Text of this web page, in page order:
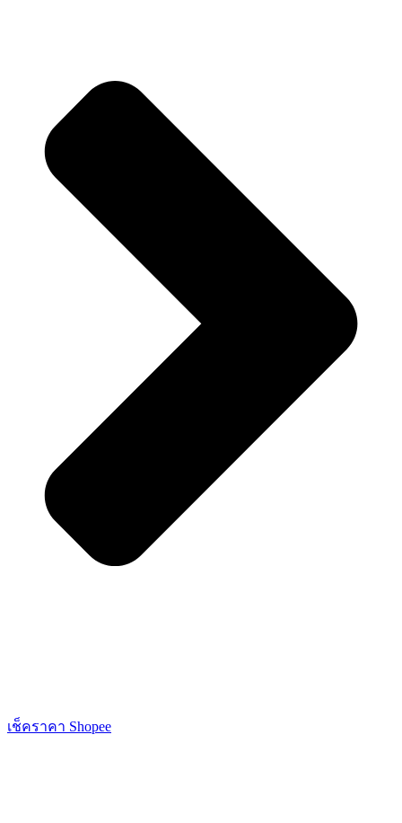
เช็คราคา Shopee